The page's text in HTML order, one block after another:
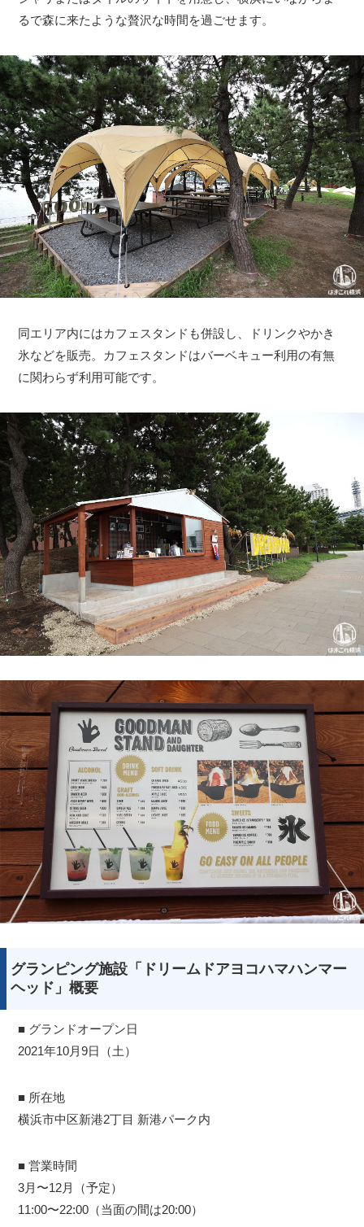
るで森に来たような贅沢な時間を過ごせます。
同エリア内にはカフェスタンドも併設し、ドリンクやかき
氷などを販売。カフェスタンドはバーベキュー利用の有無
に関わらず利用可能です。
グランピング施設「ドリームドアヨコハマハンマー
ヘッド」概要
■ グランドオープン日
2021年10月9日（土）
■ 所在地
横浜市中区新港2丁目 新港パーク内
■ 営業時間
3月〜12月（予定）
11:00〜22:00（当面の間は20:00）
観光ガイド
ランキング
ブログ記事
サイトについて